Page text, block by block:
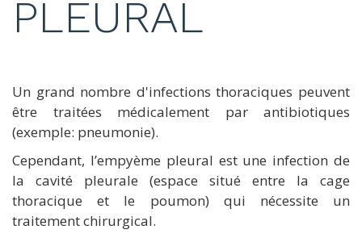
PLEURAL
Un grand nombre d'infections thoraciques peuvent
être traitées médicalement par antibiotiques
(exemple: pneumonie).
Cependant, l’empyème pleural est une infection de
la cavité pleurale (espace situé entre la cage
thoracique et le poumon) qui nécessite un
traitement chirurgical.